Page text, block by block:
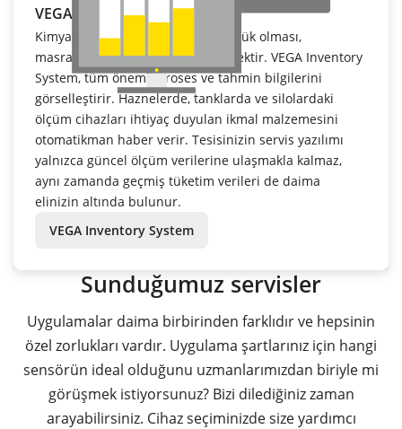
VEGA Inventory System
Kimyasal madde envanterinin düşük olması,
masrafların da düşük olması demektir. VEGA Inventory
System, tüm önemli proses ve tahmin bilgilerini
görselleştirir. Haznelerde, tanklarda ve silolardaki
ölçüm cihazları ihtiyaç duyulan ikmal malzemesini
otomatikman haber verir. Tesisinizin servis yazılımı
yalnızca güncel ölçüm verilerine ulaşmakla kalmaz,
aynı zamanda geçmiş tüketim verileri de daima
elinizin altında bulunur.
VEGA Inventory System
Sunduğumuz servisler
Uygulamalar daima birbirinden farklıdır ve hepsinin
özel zorlukları vardır. Uygulama şartlarınız için hangi
sensörün ideal olduğunu uzmanlarımızdan biriyle mi
görüşmek istiyorsunuz? Bizi dilediğiniz zaman
arayabilirsiniz. Cihaz seçiminizde size yardımcı